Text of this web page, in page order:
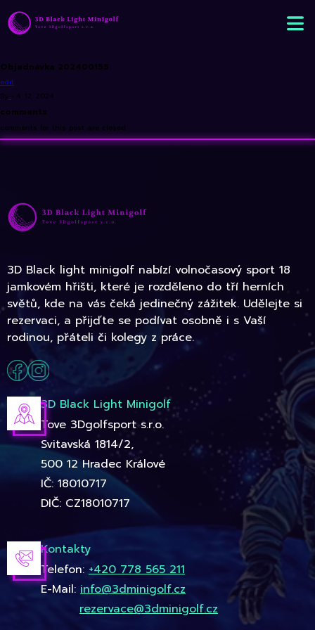
Objednávka 202400155
edit
By • 4. 12. 2024
comments
comments for this post are closed
3D Black light minigolf nabízí volnočasový sport 18
jamkovém hřišti, které je rozděleno do tří herních
světů, kde na vás čeká jedinečný zážitek. Udělejte si
rezervaci, a přijďte se podívat osobně i s Vaší
rodinou, přáteli či kolegy z práce.
3D Black Light Minigolf
Tove 3Dgolfsport s.r.o.
Svitavská 1814/2,
500 12 Hradec Králové
IČ: 18010717
DIČ: CZ18010717
Kontakty
Telefon: +420 778 565 211
E-Mail: info@3dminigolf.cz
rezervace@3dminigolf.cz